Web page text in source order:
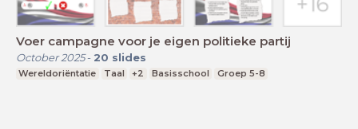
Voer campagne voor je eigen politieke partij
October 2025- 20 slides
Wereldoriëntatie Taal +2 Basisschool Groep 5-8